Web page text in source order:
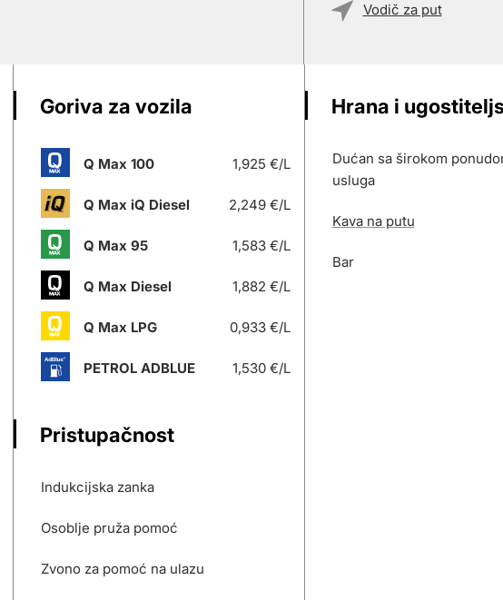
Vodič za put
Goriva za vozila
Q Max 100 1,925 €/L
Q Max iQ Diesel 2,249 €/L
Q Max 95 1,583 €/L
Q Max Diesel 1,882 €/L
Q Max LPG 0,933 €/L
PETROL ADBLUE 1,530 €/L
Hrana i
Dućan sa širokom
usluga
Kava na putu
Bar
Pristupačnost
Indukcijska zanka
Osoblje pruža pomoć
Zvono za pomoć na ulazu